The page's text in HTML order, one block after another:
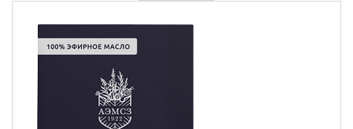
Чаи травяные
Товары для путешествий
Сопутствующие товары
Доставка
Контакты